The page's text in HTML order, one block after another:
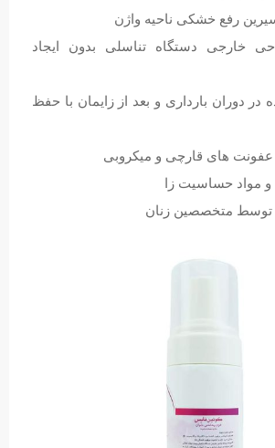
رفع خشکی ناحیه واژن
خارجی دستگاه تناسلی بدون ایجاد
در دوران بارداری و بعد از زایمان با حفظ
عفونت های قارچی و میکروبی
و مواد حساسیت زا
توسط متخصصین زنان